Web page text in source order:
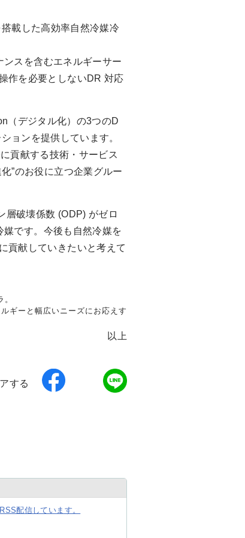
載した高効率自然冷媒冷
スを含むエネルギーサー
作を必要としないDR 対応
（デジタル化）の3つのD
ョンを提供しています。
貢献する技術・サービス
”のお役に立つ企業グルー
層破壊係数 (ODP) がゼロ
です。今後も自然冷媒を
貢献していきたいと考えて
ギーと幅広いニーズにお応えす
以上
する
配信しています。